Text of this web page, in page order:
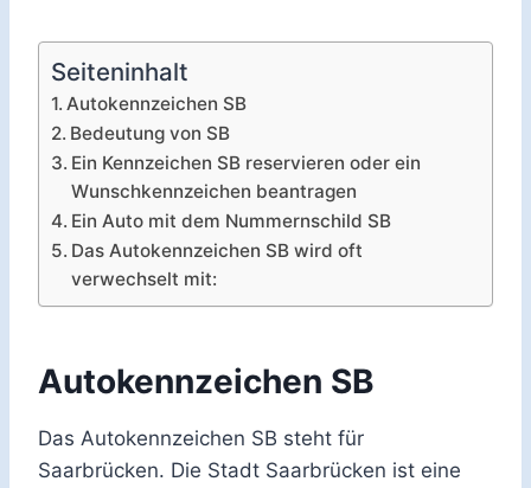
Seiteninhalt
Autokennzeichen SB
Bedeutung von SB
Ein Kennzeichen SB reservieren oder ein
Wunschkennzeichen beantragen
Ein Auto mit dem Nummernschild SB
Das Autokennzeichen SB wird oft
verwechselt mit:
Autokennzeichen SB
Das Autokennzeichen SB steht für
Saarbrücken. Die Stadt Saarbrücken ist eine